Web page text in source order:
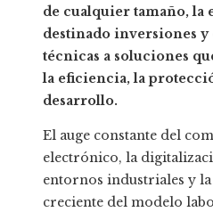
de cualquier tamaño, la
destinado inversiones y
técnicas a soluciones
la eficiencia, la
desarrollo.
El auge constante del
electrónico, la
entornos industriales y
creciente del modelo